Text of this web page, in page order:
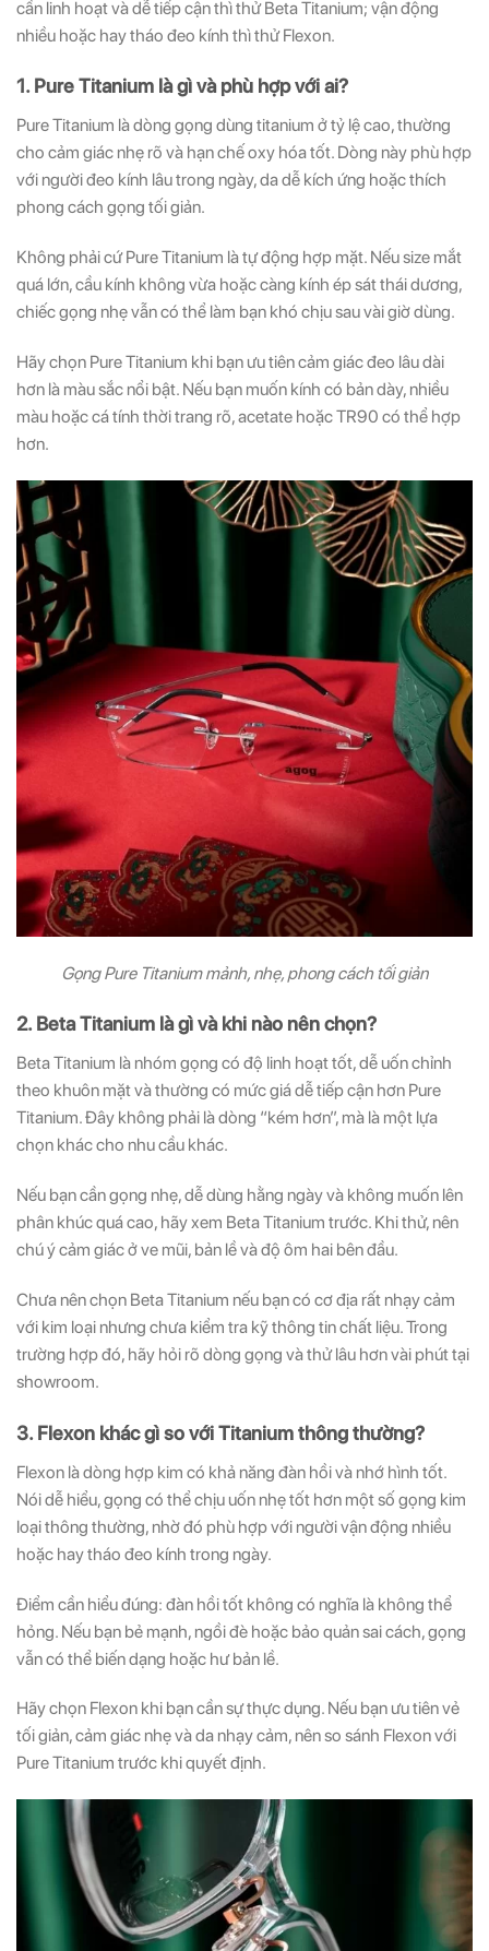
cần linh hoạt và dễ tiếp cận thì thử Beta Titanium; vận động
nhiều hoặc hay tháo đeo kính thì thử Flexon.
1. Pure Titanium là gì và phù hợp với ai?
Pure Titanium là dòng gọng dùng titanium ở tỷ lệ cao, thường
cho cảm giác nhẹ rõ và hạn chế oxy hóa tốt. Dòng này phù hợp
với người đeo kính lâu trong ngày, da dễ kích ứng hoặc thích
phong cách gọng tối giản.
Không phải cứ Pure Titanium là tự động hợp mặt. Nếu size mắt
quá lớn, cầu kính không vừa hoặc càng kính ép sát thái dương,
chiếc gọng nhẹ vẫn có thể làm bạn khó chịu sau vài giờ dùng.
Hãy chọn Pure Titanium khi bạn ưu tiên cảm giác đeo lâu dài
hơn là màu sắc nổi bật. Nếu bạn muốn kính có bản dày, nhiều
màu hoặc cá tính thời trang rõ, acetate hoặc TR90 có thể hợp
hơn.
Gọng Pure Titanium mảnh, nhẹ, phong cách tối giản
2. Beta Titanium là gì và khi nào nên chọn?
Beta Titanium là nhóm gọng có độ linh hoạt tốt, dễ uốn chỉnh
theo khuôn mặt và thường có mức giá dễ tiếp cận hơn Pure
Titanium. Đây không phải là dòng “kém hơn”, mà là một lựa
chọn khác cho nhu cầu khác.
Nếu bạn cần gọng nhẹ, dễ dùng hằng ngày và không muốn lên
phân khúc quá cao, hãy xem Beta Titanium trước. Khi thử, nên
chú ý cảm giác ở ve mũi, bản lề và độ ôm hai bên đầu.
Chưa nên chọn Beta Titanium nếu bạn có cơ địa rất nhạy cảm
với kim loại nhưng chưa kiểm tra kỹ thông tin chất liệu. Trong
trường hợp đó, hãy hỏi rõ dòng gọng và thử lâu hơn vài phút tại
showroom.
3. Flexon khác gì so với Titanium thông thường?
Flexon là dòng hợp kim có khả năng đàn hồi và nhớ hình tốt.
Nói dễ hiểu, gọng có thể chịu uốn nhẹ tốt hơn một số gọng kim
loại thông thường, nhờ đó phù hợp với người vận động nhiều
hoặc hay tháo đeo kính trong ngày.
Điểm cần hiểu đúng: đàn hồi tốt không có nghĩa là không thể
hỏng. Nếu bạn bẻ mạnh, ngồi đè hoặc bảo quản sai cách, gọng
vẫn có thể biến dạng hoặc hư bản lề.
Hãy chọn Flexon khi bạn cần sự thực dụng. Nếu bạn ưu tiên vẻ
tối giản, cảm giác nhẹ và da nhạy cảm, nên so sánh Flexon với
Pure Titanium trước khi quyết định.